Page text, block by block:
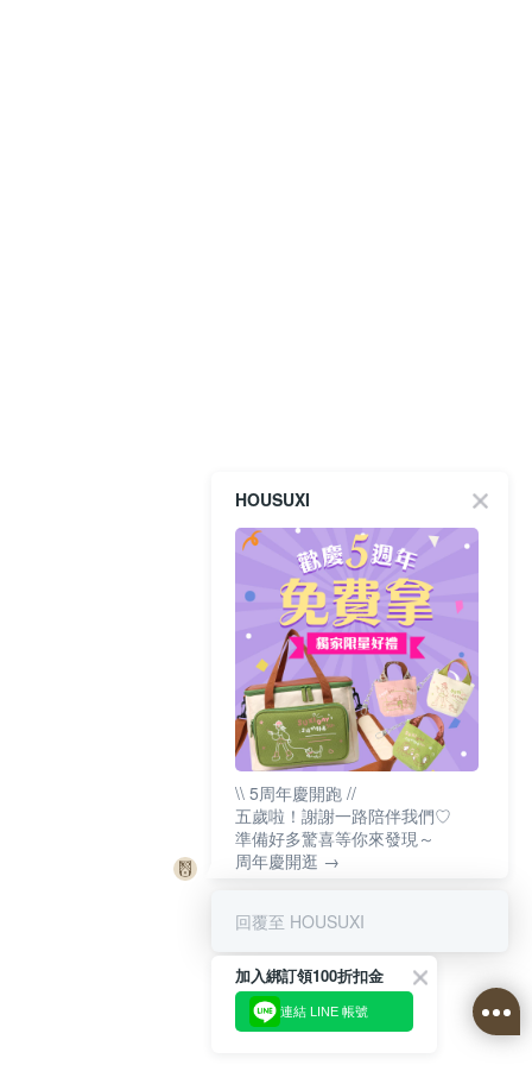
HOUSUXI
\\ 5周年慶開跑 //
五歲啦！謝謝一路陪伴我們♡
準備好多驚喜等你來發現～
周年慶開逛 →
回覆至 HOUSUXI
加入綁訂領100折扣金
連結 LINE 帳號